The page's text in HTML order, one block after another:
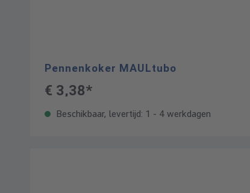
Pennenkoker MAULtubo
€ 3,38*
Beschikbaar, levertijd: 1 - 4 werkdagen